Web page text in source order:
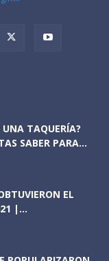
UNA TAQUERÍA?
SABER PARA...
EL
|...